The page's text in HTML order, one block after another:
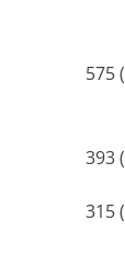
575
393
315